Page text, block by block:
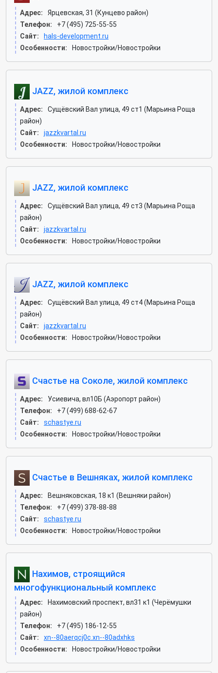
Адрес:
Ярцевская, 31 (Кунцево район)
Телефон:
+7 (495) 725-55-55
Сайт:
hals-development.ru
Особенности:
Новостройки/Новостройки
JAZZ, жилой комплекс
Адрес:
Сущёвский Вал улица, 49 ст1 (Марьина Роща
район)
Сайт:
jazzkvartal.ru
Особенности:
Новостройки/Новостройки
JAZZ, жилой комплекс
Адрес:
Сущёвский Вал улица, 49 ст3 (Марьина Роща
район)
Сайт:
jazzkvartal.ru
Особенности:
Новостройки/Новостройки
JAZZ, жилой комплекс
Адрес:
Сущёвский Вал улица, 49 ст4 (Марьина Роща
район)
Сайт:
jazzkvartal.ru
Особенности:
Новостройки/Новостройки
Счастье на Соколе, жилой комплекс
Адрес:
Усиевича, вл10Б (Аэропорт район)
Телефон:
+7 (499) 688-62-67
Сайт:
schastye.ru
Особенности:
Новостройки/Новостройки
Счастье в Вешняках, жилой комплекс
Адрес:
Вешняковская, 18 к1 (Вешняки район)
Телефон:
+7 (499) 378-88-88
Сайт:
schastye.ru
Особенности:
Новостройки/Новостройки
Нахимов, строящийся
многофункциональный комплекс
Адрес:
Нахимовский проспект, вл31 к1 (Черёмушки
район)
Телефон:
+7 (495) 186-12-55
Сайт:
xn--80aerqcj0c.xn--80adxhks
Особенности:
Новостройки/Новостройки